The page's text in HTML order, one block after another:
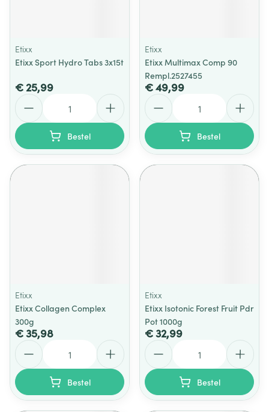
Etixx
Etixx Sport Hydro Tabs 3x15t
€ 25,99
Bestel
Etixx
Etixx Multimax Comp 90
Rempl.2527455
€ 49,99
Bestel
Etixx
Etixx Collagen Complex
300g
€ 35,98
Bestel
Etixx
Etixx Isotonic Forest Fruit Pdr
Pot 1000g
€ 32,99
Bestel